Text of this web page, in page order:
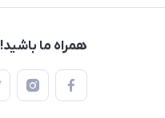
همراه ما باشید!